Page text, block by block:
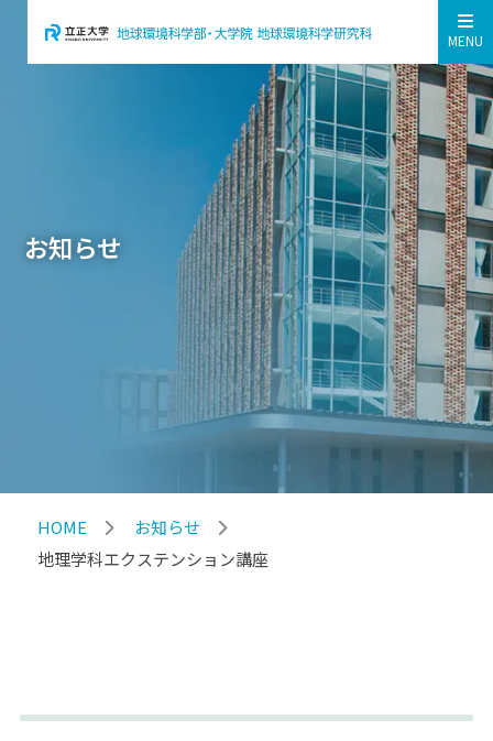
MENU
お知らせ
HOME
お知らせ
地理学科エクステンション講座